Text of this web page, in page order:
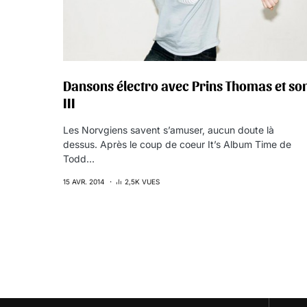
Dansons électro avec Prins Thomas et
III
Les Norvgiens savent s’amuser, aucun doute là
dessus. Après le coup de coeur It’s Album Time de
Todd…
15 AVR. 2014 2,5K VUES